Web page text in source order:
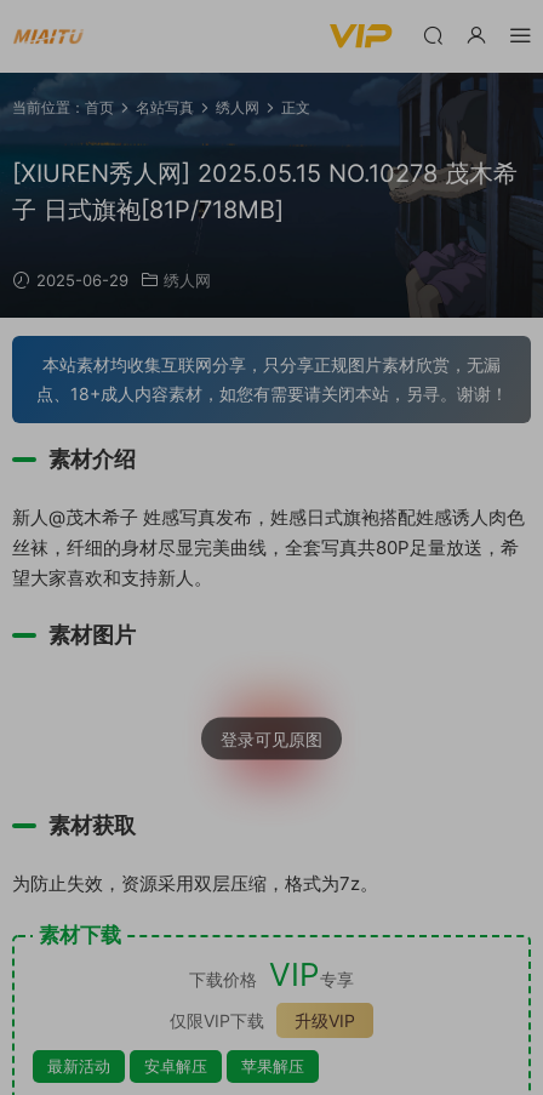
当前位置： 首页 名站写真 绣人网 正文
[XIUREN秀人网] 2025.05.15 NO.10278 茂木希
子 日式旗袍[81P/718MB]
2025-06-29 绣人网
本站素材均收集互联网分享，只分享正规图片素材欣赏，无漏
点、18+成人内容素材，如您有需要请关闭本站，另寻。谢谢！
素材介绍
新人@茂木希子 姓感写真发布，姓感日式旗袍搭配姓感诱人肉色
丝袜，纤细的身材尽显完美曲线，全套写真共80P足量放送，希
望大家喜欢和支持新人。
素材图片
素材获取
为防止失效，资源采用双层压缩，格式为7z。
素材下载
下载价格 VIP专享
仅限VIP下载
升级VIP
最新活动 安卓解压 苹果解压